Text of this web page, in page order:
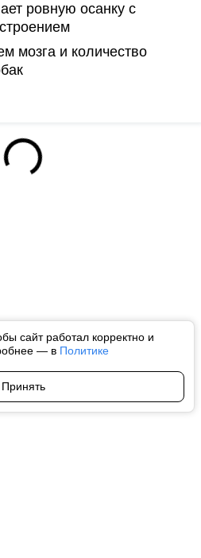
сайт работал корректно и
— в Политике
Принять
ровную осанку с
мозга и количество